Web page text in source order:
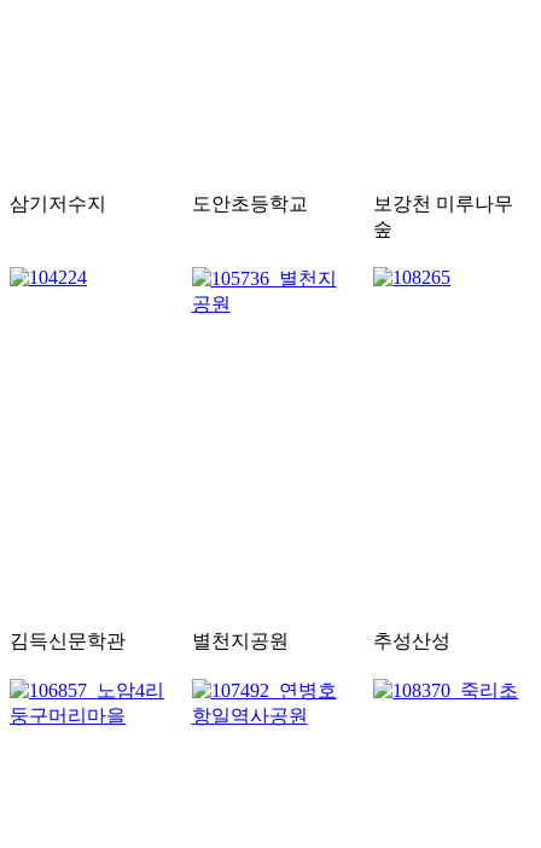
삼기저수지 도안초등학교
보강천 미루나무
숲
김득신문학관 별천지공원 추성산성